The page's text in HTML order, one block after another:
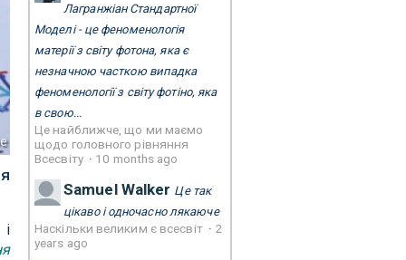
Лагранжіан Стандартної
Моделі - це феноменологія
матерії з світу фотона, яка є
незначною часткою випадка
феноменології з світу фотіно, яка
в свою...
Це найближче, що ми маємо
щодо головного рівняння
Всесвіту · 10 months ago
Samuel Walker Це так
цікаво і одночасно лякаюче
Наскільки великим є всесвіт · 2
years ago